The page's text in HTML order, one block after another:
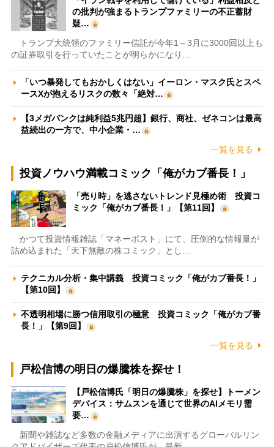
の批判が強まるトランプファミリーの不正蓄財
疑…
トランプ大統領のファミリー信託が今年1～3月に3000回以上も
の証券取引を行っていたことが明らかになり…
「いつ暴発してもおかしくはない」イーロン・マスク氏とスペ
ースXが抱えるリスクの数々「絶対…
【3メガバンクは純利益5兆円超】銀行、商社、ゼネコンは最高
益続出の一方で、中小企業・…
一覧を見る
投資ノウハウ満載コミック「俺がカブ番長！」
「売り時」を逃さないトレンド見極め術 投資コ
ミック「俺がカブ番長！」【第11回】
かつて投資情報雑誌「マネーポスト」にて、圧倒的な情報量が
詰め込まれた「天下無敵の株コミック」とし…
テクニカル分析・集中講義 投資コミック「俺がカブ番長！」
【第10回】
不透明相場に勝つ信用取引の極意 投資コミック「俺がカブ番
長！」【第9回】
一覧を見る
戸松信博の明日の爆騰株を探せ！
【戸松信博氏「明日の爆騰株」を探せ】トーメン
デバイス：サムスンを通じて世界のAIメモリ需
要…
新聞や雑誌など多数の金融メディアに出演するグローバルリン